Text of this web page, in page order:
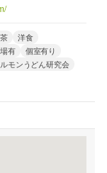
洋食
有
個室有り
モンうどん研究会